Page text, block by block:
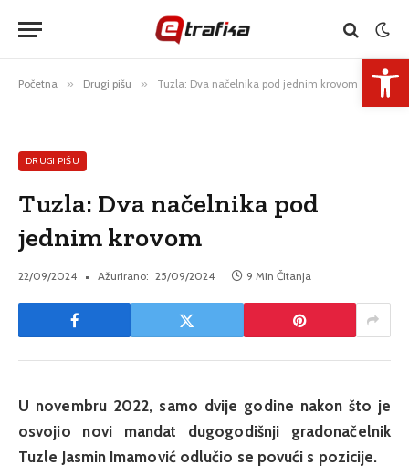
Početna » Drugi pišu » Tuzla: Dva načelnika pod jednim krovom
DRUGI PIŠU
Tuzla: Dva načelnika pod
jednim krovom
22/09/2024 Ažurirano: 25/09/2024 9 Min Čitanja
U novembru 2022, samo dvije godine nakon što je
osvojio novi mandat dugogodišnji gradonačelnik
Tuzle Jasmin Imamović odlučio se povući s pozicije.